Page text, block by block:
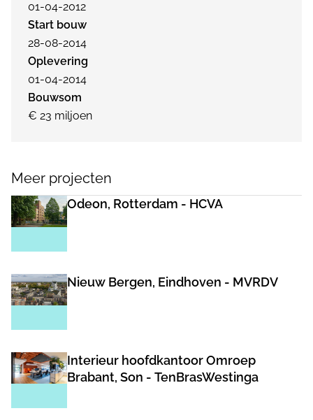
01-04-2012
Start bouw
28-08-2014
Oplevering
01-04-2014
Bouwsom
€ 23 miljoen
Meer projecten
Odeon, Rotterdam - HCVA
Nieuw Bergen, Eindhoven - MVRDV
Interieur hoofdkantoor Omroep
Brabant, Son - TenBrasWestinga